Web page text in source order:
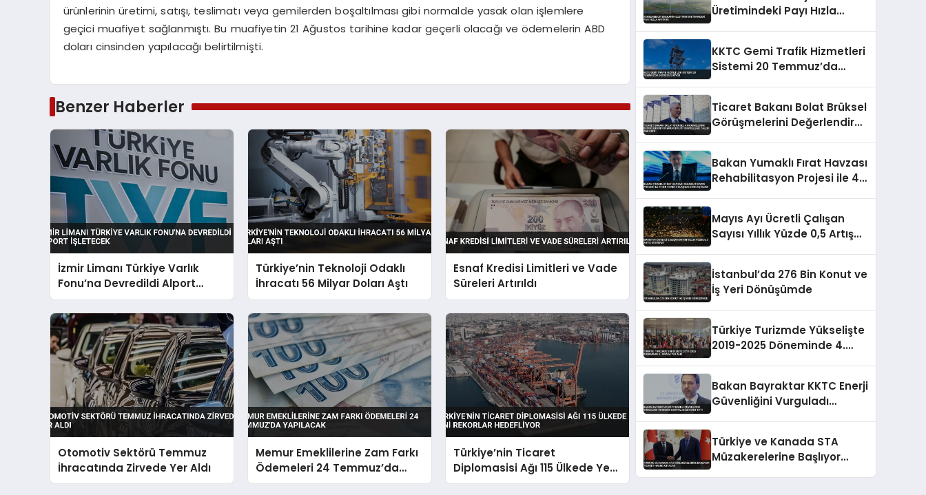
ürünlerinin üretimi, satışı, teslimatı veya gemilerden boşaltılması gibi normalde yasak olan işlemlere
geçici muafiyet sağlanmıştı. Bu muafiyetin 21 Ağustos tarihine kadar geçerli olacağı ve ödemelerin ABD
doları cinsinden yapılacağı belirtilmişti.
Benzer Haberler
İzmir Limanı Türkiye Varlık
Fonu’na Devredildi Alport
İşletecek
Türkiye’nin Teknoloji Odaklı
İhracatı 56 Milyar Doları Aştı
Esnaf Kredisi Limitleri ve Vade
Süreleri Artırıldı
Otomotiv Sektörü Temmuz
İhracatında Zirvede Yer Aldı
Memur Emeklilerine Zam Farkı
Ödemeleri 24 Temmuz’da
Yapılacak
Türkiye’nin Ticaret
Diplomasisi Ağı 115 Ülkede Yeni
Rekorlar Hedefliyor
Üretimindeki Payı Hızla
KKTC Gemi Trafik Hizmetleri
Sistemi 20 Temmuz’da
Ticaret Bakanı Bolat Brüksel
Görüşmelerini Değerlendirdi
Bakan Yumaklı Fırat Havzası
Rehabilitasyon Projesi ile 40
Mayıs Ayı Ücretli Çalışan
Sayısı Yıllık Yüzde 0,5 Artış
İstanbul’da 276 Bin Konut ve
İş Yeri Dönüşümde
Türkiye Turizmde Yükselişte
2019-2025 Döneminde 4.
Bakan Bayraktar KKTC Enerji
Güvenliğini Vurguladı
Türkiye ve Kanada STA
Müzakerelerine Başlıyor